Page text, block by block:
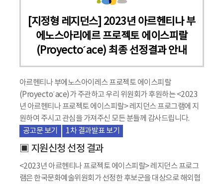
[지정형 레지던스] 2023년 아르헨티나 부
에노스아리에르 프로젝토 에이스피랄
(Proyecto´ace) 최종 선정결과 안내
아르헨티나 부에노스아이레스 프로젝토 에이스피랄
(Proyecto´ace)가 주관하고 우리 위원회가 후원하는 <2023
년 아르헨티나 프로젝토 에이스피랄> 레지던스 프로그램에 지
원하여 주시고 관심을 가져주신 모든 분들께 감사드립니다.
공고문 보기
1차 결과발표 보기
▣ 지원신청 선정 결과
<2023년 아르헨티나 프로젝토 에이스피랄> 레지던스 프로그
램은 한국문화예술위원회가 선정한 후보군을 대상으로 해외협